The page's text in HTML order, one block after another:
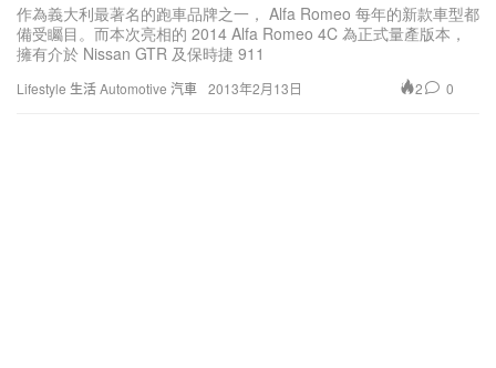
Lifestyle 生活Automotive 汽車
作為義大利最著名的跑車品牌之一， Alfa Romeo 每年的新款車型都
備受矚目。而本次亮相的 2014 Alfa Romeo 4C 為正式量產版本，
擁有介於 Nissan GTR 及保時捷 911
2013年2月13日 2 0